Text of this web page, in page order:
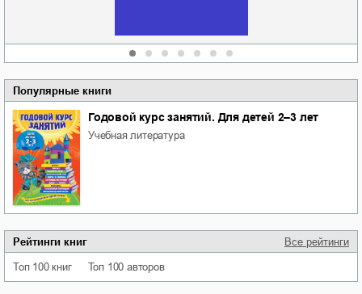
Популярные книги
Годовой курс занятий. Для детей 2–3 лет
учебная литература
Рейтинги книг Все рейтинги
Топ 100 книг Топ 100 авторов